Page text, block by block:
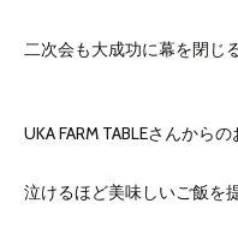
二次会も大成功に幕を閉じ
UKA FARM TABLEさんから
泣けるほど美味しいご飯を